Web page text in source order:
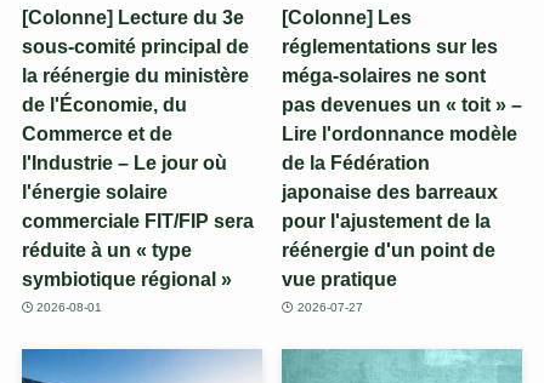
[Colonne] Lecture du 3e
sous-comité principal de
la réénergie du ministère
de l'Économie, du
Commerce et de
l'Industrie – Le jour où
l'énergie solaire
commerciale FIT/FIP sera
réduite à un « type
symbiotique régional »
2026-08-01
[Colonne] Les
réglementations sur les
méga-solaires ne sont
pas devenues un « toit » –
Lire l'ordonnance modèle
de la Fédération
japonaise des barreaux
pour l'ajustement de la
réénergie d'un point de
vue pratique
2026-07-27